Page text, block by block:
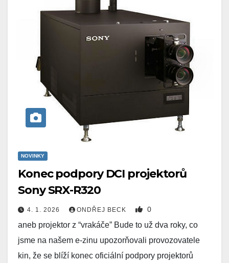
NOVINKY
Konec podpory DCI projektorů
Sony SRX-R320
4. 1. 2026 ONDŘEJ BECK 0
aneb projektor z “vrakáče” Bude to už dva roky, co
jsme na našem e-zinu upozorňovali provozovatele
kin, že se blíží konec oficiální podpory projektorů